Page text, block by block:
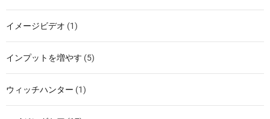
イメージビデオ (1)
インプットを増やす (5)
ウィッチハンター (1)